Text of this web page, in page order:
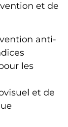
et de
anti-
les
et de